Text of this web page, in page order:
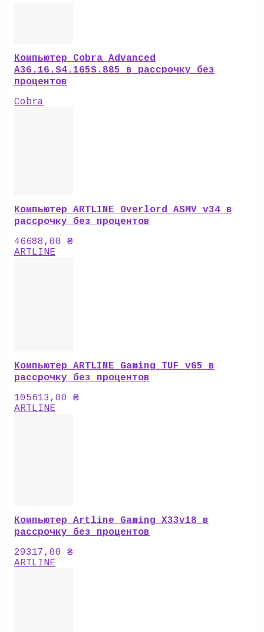
Компьютер Cobra Advanced
A36.16.S4.165S.885 в рассрочку без
процентов
Cobra
Компьютер ARTLINE Overlord ASMV v34 в
рассрочку без процентов
46688,00 ₴
ARTLINE
Компьютер ARTLINE Gaming TUF v65 в
рассрочку без процентов
105613,00 ₴
ARTLINE
Компьютер Artline Gaming X33v18 в
рассрочку без процентов
29317,00 ₴
ARTLINE